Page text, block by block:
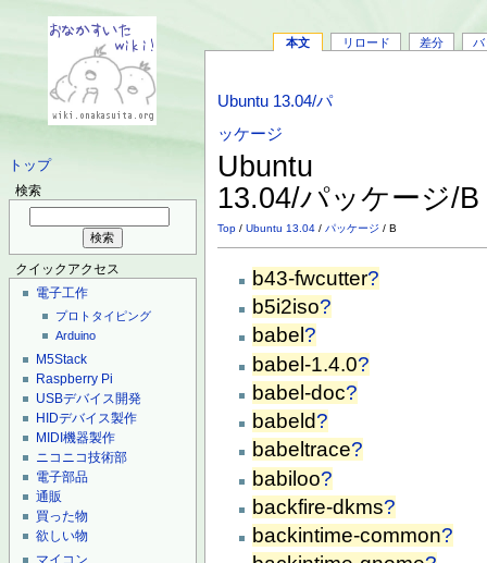
トップ
検索
クイックアクセス
電子工作
プロトタイピング
Arduino
M5Stack
Raspberry Pi
USBデバイス開発
HIDデバイス製作
MIDI機器製作
ニコニコ技術部
電子部品
通販
買った物
欲しい物
マイコン
本文 リロード 差分 バ
Ubuntu 13.04/パ
ッケージ
Ubuntu
13.04/パッケージ/
Top /Ubuntu 13.04 / パッケージ / B
b43-fwcutter?
b5i2iso?
babel ?
babel-1.4.0?
babel-doc?
babeld?
babeltrace?
babiloo?
backfire-dkms?
backintime-common?